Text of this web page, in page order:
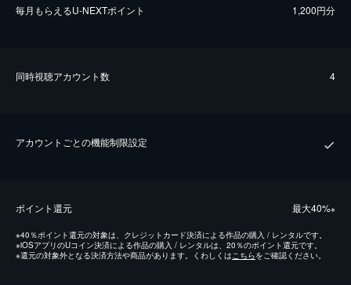
毎⽉もらえるU-NEXTポイント 1,200円分
同時視聴アカウント数 4
アカウントごとの機能制限設定
ポイント還元 最⼤40%※
※40％ポイント還元の対象は、クレジットカード決済による作品の購入 / レンタルです。
※iOSアプリのUコイン決済による作品の購入 / レンタルは、20％のポイント還元です。
※還元の対象外となる決済方法や商品があります。くわしくは こちらをご確認ください。